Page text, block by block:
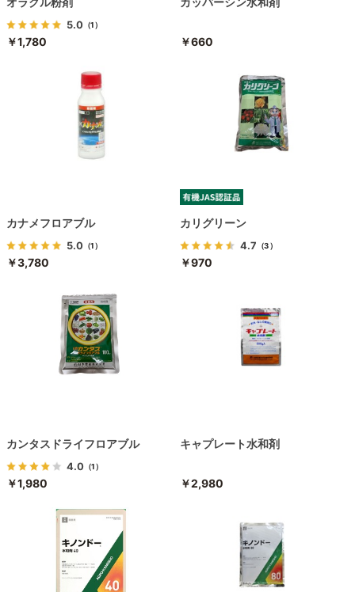
5.0 （1）
￥1,780 ￥660
カナメフロアブル
5.0 （1）
￥3,780
カリグリーン
4.7 （3）
￥970
カンタスドライフロアブル
4.0 （1）
￥1,980
キャプレート水和剤
￥2,980